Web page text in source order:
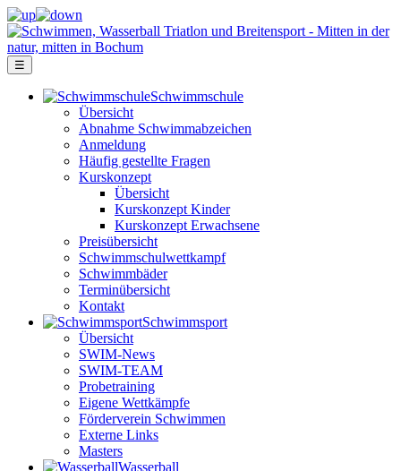
☰
Schwimm­schule
Übersicht
Ab­nah­me Schwimm­ab­zei­chen
Anmeldung
Häufig gestellte Fragen
Kurs­konzept
Übersicht
Kurskonzept Kinder
Kurskonzept Erwachsene
Preis­über­sicht
Schwimm­schul­wett­kampf
Schwimm­bäder
Terminübersicht
Kontakt
Schwimm­sport
Übersicht
SWIM-News
SWIM-TEAM
Probe­training
Eigene Wettkämpfe
Förderverein Schwimmen
Externe Links
Masters
Wasser­ball